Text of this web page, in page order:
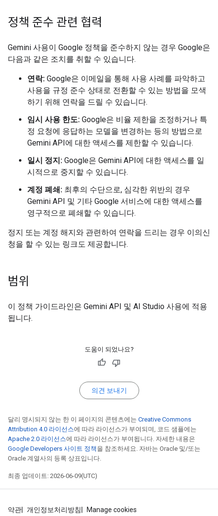
정책 준수 관련 협력
Gemini 사용이 Google 정책을 준수하지 않는 경우 Google은
다음과 같은 조치를 취할 수 있습니다.
연락: Google은 이메일을 통해 사용 사례를 파악하고
사용을 규정 준수 상태로 전환할 수 있는 방법을 모색
하기 위해 연락을 드릴 수 있습니다.
임시 사용 한도: Google은 비율 제한을 조정하거나 특
정 요청에 응답하는 모델을 변경하는 등의 방법으로
Gemini API에 대한 액세스를 제한할 수 있습니다.
일시 정지: Google은 Gemini API에 대한 액세스를 일
시적으로 중지할 수 있습니다.
계정 폐쇄: 최후의 수단으로, 심각한 위반의 경우
Gemini API 및 기타 Google 서비스에 대한 액세스를
영구적으로 폐쇄할 수 있습니다.
정지 또는 계정 해지와 관련하여 연락을 드리는 경우 이의신
청을 할 수 있는 링크도 제공합니다.
범위
이 정책 가이드라인은 Gemini API 및 AI Studio 사용에 적용
됩니다.
도움이 되었나요?
의견 보내기
달리 명시되지 않는 한 이 페이지의 콘텐츠에는 Creative Commons
Attribution 4.0 라이선스에 따라 라이선스가 부여되며, 코드 샘플에는
Apache 2.0 라이선스에 따라 라이선스가 부여됩니다. 자세한 내용은
Google Developers 사이트 정책 을 참조하세요. 자바는 Oracle 및/또는
Oracle 계열사의 등록 상표입니다.
최종 업데이트: 2026-06-09(UTC)
약관 개인정보처리방침 Manage cookies